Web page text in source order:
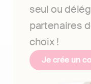
seul ou
partenaires
choix !
Je crée un